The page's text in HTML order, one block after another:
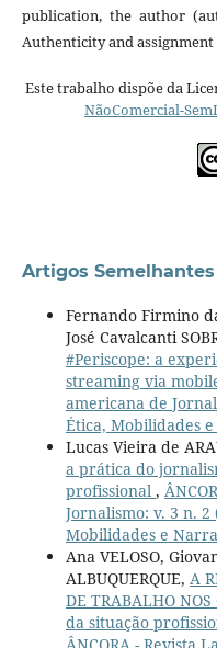
publication, the author
Authenticity and
Este trabalho dispõe da
NãoComercial-
Artigos Semelhantes
Fernando Firmino
José Cavalcanti
#Periscope: a
streaming via
americana de
Ética, Mobilidades
Lucas Vieira de
a prática do
profissional ,
Jornalismo: v. 3 n. 2
Mobilidades e
Ana VELOSO,
ALBUQUERQUE, A
DE TRABALHO
da situação
ÂNCORA - Revista